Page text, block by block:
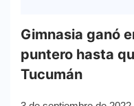
Gimnasia ganó
puntero hasta
Tucumán